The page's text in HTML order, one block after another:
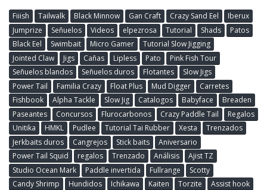
Fiiish Tailwalk Black Minnow Gan Craft Crazy Sand Eel
Iberux
Jumprize
Señuelos Videos elpezrosa Tutorial Shads
Patos
Black Eel
Swimbait Micro Gamer
Tutorial Slow Jigging
Jointed Claw
Jigs Cañas Lipless Pato
Pink Fish Tour
Señuelos blandos
Señuelos duros Flotantes
Slow Jigs
Power Tail
Familia Crazy Float Plus Mud Digger
Carretes
Fishbook
Alpha Tackle Slow Jig Catalogos Babyface
Breaden
Paseantes
Concursos Flurocarbonos Crazy Paddle Tail
Regalos
Unitika
HMKL Pudlee Tutorial Tai Rubber Xesta
Trenzados
Jerkbaits duros
Cangrejos Stick baits
Aniversario
Power Tail Squid
regalos Trenzado Análisis
Ajist TZ
Studio Ocean Mark
Paddle invertida Fullrange
Scotty
Candy Shrimp
Hundidos Ichikawa Kaiten Torzite
Assist hook